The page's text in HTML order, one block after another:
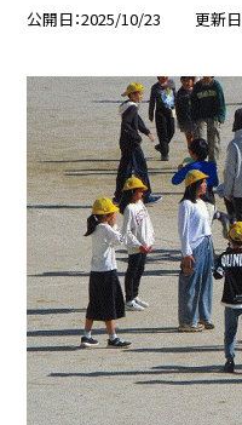
公開日 2025/10/23 更新日